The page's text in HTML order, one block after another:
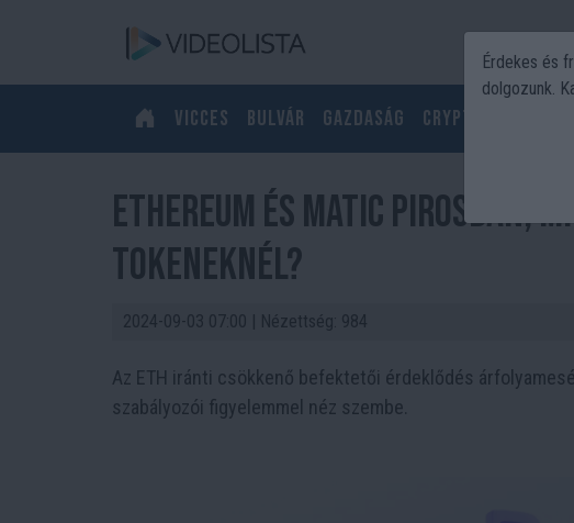
Vicces Bulvár Gazdaság Crypto
Ethereum és MATIC pirosban,
tokeneknél?
2024-09-03 07:00 | Nézettség: 984
Az ETH iránti csökkenő befektetői érdeklődés
szabályozói figyelemmel néz szembe.
Érdekes és
dolgozunk.